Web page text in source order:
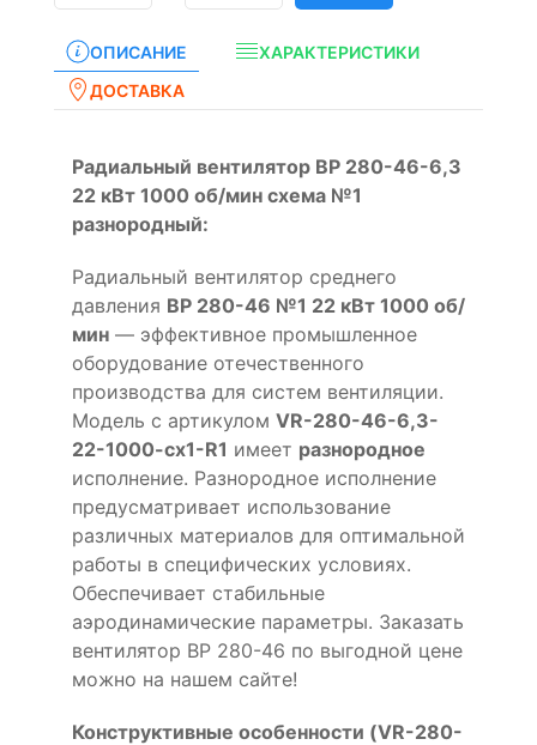
ОПИСАНИЕ
ХАРАКТЕРИСТИКИ
ДОСТАВКА
Радиальный вентилятор ВР 280-46-6,3
22 кВт 1000 об/мин схема №1
разнородный:
Радиальный вентилятор среднего
давления ВР 280-46 №1 22 кВт 1000 об/
мин — эффективное промышленное
оборудование отечественного
производства для систем вентиляции.
Модель с артикулом VR-280-46-6,3-
22-1000-cx1-R1 имеет разнородное
исполнение. Разнородное исполнение
предусматривает использование
различных материалов для оптимальной
работы в специфических условиях.
Обеспечивает стабильные
аэродинамические параметры. Заказать
вентилятор ВР 280-46 по выгодной цене
можно на нашем сайте!
Конструктивные особенности (VR-280-